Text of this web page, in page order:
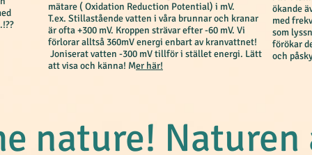
mätare ( Oxidation Reduction Potential) i mV.
T.ex. Stillastående vatten i våra brunnar och kranar
är ofta +300 mV. Kroppen strävar efter -60 mV. Vi
förlorar alltså 360mV energi enbart av kranvattnet!
Joniserat vatten -300 mV tillför i stället energi. Lätt
att visa och känna! Mer här!
ökande
med
som
förökar
och
nature!